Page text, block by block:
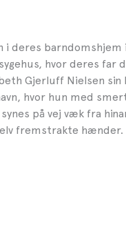
i deres barndomshjem
hvor deres far
Gjerluff Nielsen sin
hvor hun med
på vej væk fra
fremstrakte hænder.